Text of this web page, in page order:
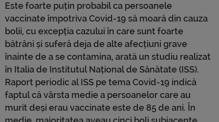
Este foarte puțin probabil ca persoanele
vaccinate împotriva Covid-19 să moară din cauza
bolii, cu excepția cazului în care sunt foarte
bătrâni și suferă deja de alte afecțiuni grave
înainte de a se contamina, arată un studiu realizat
în Italia de Institutul Național de Sănătate (ISS).
Raport periodic al ISS pe tema Covid-19 indică
faptul că vârsta medie a persoanelor care au
murit deși erau vaccinate este de 85 de ani. În